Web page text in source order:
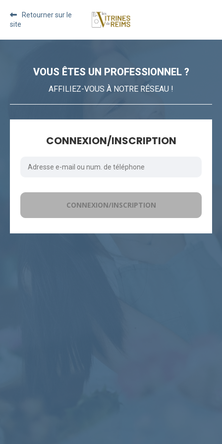
Retourner sur le
site
VOUS ÊTES UN PROFESSIONNEL ?
AFFILIEZ-VOUS À NOTRE RÉSEAU !
CONNEXION/INSCRIPTION
CONNEXION/INSCRIPTION